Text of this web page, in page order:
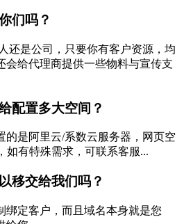
们吗？
还是公司，只要你有客户资源，均
会给代理商提供一些物料与宣传支
配置多大空间？
的是阿里云/系数云服务器，网页空
如有特殊需求，可联系客服...
移交给我们吗？
绑定客户，而且域名本身就是您